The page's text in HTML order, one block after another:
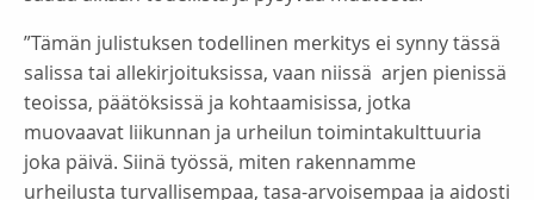
”Tämän julistuksen todellinen merkitys ei synny tässä
salissa tai allekirjoituksissa, vaan niissä arjen pienissä
teoissa, päätöksissä ja kohtaamisissa, jotka
muovaavat liikunnan ja urheilun toimintakulttuuria
joka päivä. Siinä työssä, miten rakennamme
urheilusta turvallisempaa, tasa-arvoisempaa ja aidosti